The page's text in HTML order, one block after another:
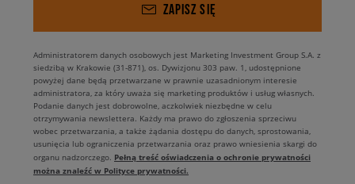
ZAPISZ SIĘ
Administratorem danych osobowych jest Marketing Investment Group S.A. z
siedzibą w Krakowie (31-871), os. Dywizjonu 303 paw. 1, udostępnione
powyżej dane będą przetwarzane w prawnie uzasadnionym interesie
administratora, za który uważa się marketing produktów i usług własnych.
Podanie danych jest dobrowolne, aczkolwiek niezbędne w celu
otrzymywania newslettera. Każdy ma prawo do zgłoszenia sprzeciwu
wobec przetwarzania, a także żądania dostępu do danych, sprostowania,
usunięcia lub ograniczenia przetwarzania oraz prawo wniesienia skargi do
organu nadzorczego. Pełną treść oświadczenia o ochronie prywatności
można znaleźć w Polityce prywatności.